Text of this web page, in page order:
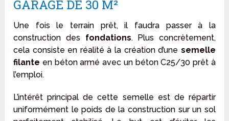
GARAGE DE 30 M²
Une fois le terrain prêt, il faudra passer à la
construction des fondations. Plus concrètement,
cela consiste en réalité à la création d’une semelle
filante en béton armé avec un béton C25/30 prêt à
l’emploi.
L’intérêt principal de cette semelle est de répartir
uniformément le poids de la construction sur un sol